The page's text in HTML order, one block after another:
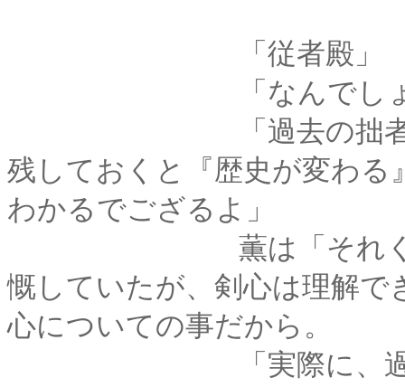
「従者殿」
「なんでしょ
「過去の拙者が薫殿
残しておくと『歴史が変わ
わかるでござるよ」
薫は「それくらいで
慨していたが、剣心は理解で
心についての事だから。
「実際に、過去に遡